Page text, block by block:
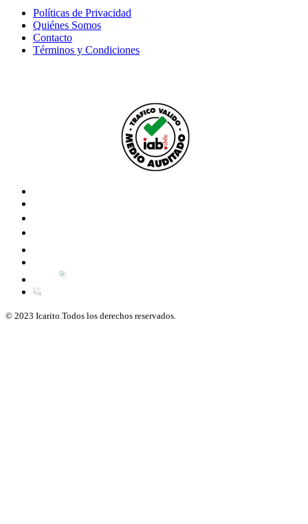
Políticas de Privacidad
Quiénes Somos
Contacto
Términos y Condiciones
© 2023 Icarito.Todos los derechos reservados.